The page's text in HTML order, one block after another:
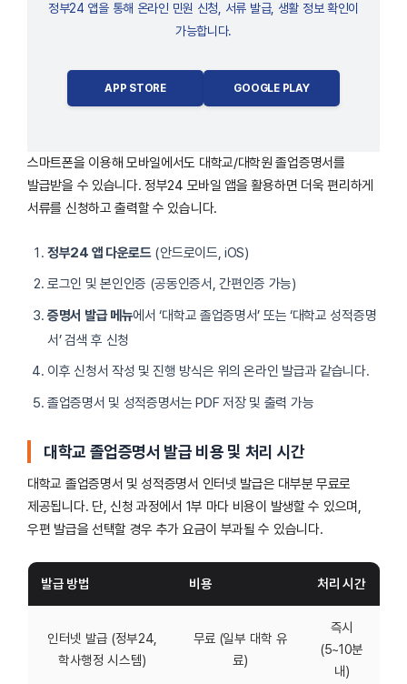
정부24 앱을 통해 온라인 민원 신청, 서류 발급, 생활 정보 확인이
가능합니다.
APP STORE GOOGLE PLAY
스마트폰을 이용해 모바일에서도 대학교/대학원 졸업증명서를
발급받을 수 있습니다. 정부24 모바일 앱을 활용하면 더욱 편리하게
서류를 신청하고 출력할 수 있습니다.
정부24 앱 다운로드(안드로이드, iOS)
로그인 및 본인인증 (공동인증서, 간편인증 가능)
증명서 발급 메뉴에서 ‘대학교 졸업증명서’ 또는 ‘대학교 성적증명
서’ 검색 후 신청
이후 신청서 작성 및 진행 방식은 위의 온라인 발급과 같습니다.
졸업증명서 및 성적증명서는 PDF 저장 및 출력 가능
대학교 졸업증명서 발급 비용 및 처리 시간
대학교 졸업증명서 및 성적증명서 인터넷 발급은 대부분 무료로
제공됩니다. 단, 신청 과정에서 1부 마다 비용이 발생할 수 있으며,
우편 발급을 선택할 경우 추가 요금이 부과될 수 있습니다.
발급 방법 비용 처리 시간
인터넷 발급 (정부24,
학사행정 시스템)
무료 (일부 대학 유
료)
즉시
(5~10분
내)